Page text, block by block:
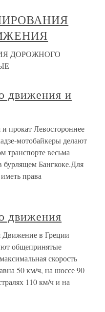
ДОРОЖНОГО
движения и
прокат Левостороннее
мотобайкеры делают
транспорте весьма
бурлящем Бангкоке.Для
права
движения
в Греции
общепринятые
скорость
50 км/ч, на шоссе 90
110 км/ч и на